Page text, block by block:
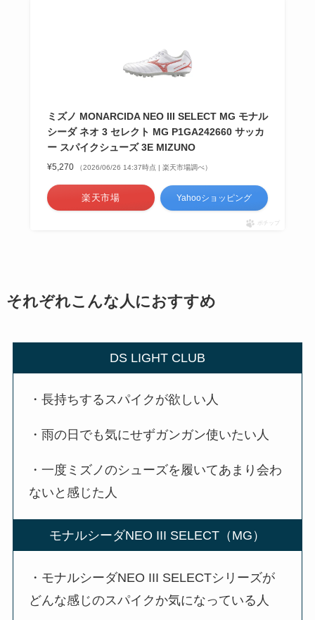
ミズノ MONARCIDA NEO III SELECT MG モナル
シーダ ネオ 3 セレクト MG P1GA242660 サッカ
ー スパイクシューズ 3E MIZUNO
¥5,270 （2026/06/26 14:37時点 | 楽天市場調べ）
楽天市場 Yahooショッピング
ポチップ
それぞれこんな人におすすめ
DS LIGHT CLUB
・長持ちするスパイクが欲しい人
・雨の日でも気にせずガンガン使いたい人
・一度ミズノのシューズを履いてあまり会わ
ないと感じた人
モナルシーダNEO III SELECT（MG）
・モナルシーダNEO III SELECTシリーズが
どんな感じのスパイクか気になっている人